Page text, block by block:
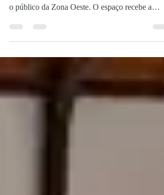
A Arena Bangu encerra oficialmente o carnaval
o público da Zona Oeste. O espaço recebe a
"Ressaca do Monobloco" e a Bateria da
Conhecido por arrastar multidões nos carnavais
cariocas, o Monobloco promete um repertório
vibrante, misturando clássicos do samba,
marchinhas, funk, MPB e sucessos populares,